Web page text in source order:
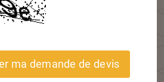
ma demande de devis